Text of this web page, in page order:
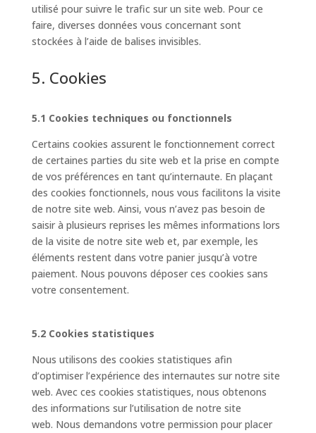
utilisé pour suivre le trafic sur un site web. Pour ce
faire, diverses données vous concernant sont
stockées à l’aide de balises invisibles.
5. Cookies
5.1 Cookies techniques ou fonctionnels
Certains cookies assurent le fonctionnement correct
de certaines parties du site web et la prise en compte
de vos préférences en tant qu’internaute. En plaçant
des cookies fonctionnels, nous vous facilitons la visite
de notre site web. Ainsi, vous n’avez pas besoin de
saisir à plusieurs reprises les mêmes informations lors
de la visite de notre site web et, par exemple, les
éléments restent dans votre panier jusqu’à votre
paiement. Nous pouvons déposer ces cookies sans
votre consentement.
5.2 Cookies statistiques
Nous utilisons des cookies statistiques afin
d’optimiser l’expérience des internautes sur notre site
web. Avec ces cookies statistiques, nous obtenons
des informations sur l’utilisation de notre site
web. Nous demandons votre permission pour placer